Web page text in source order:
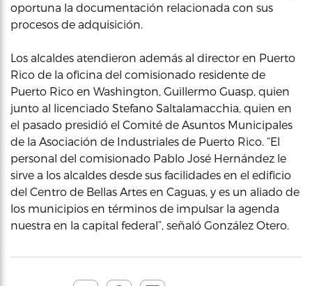
oportuna la documentación relacionada con sus
procesos de adquisición.
Los alcaldes atendieron además al director en Puerto
Rico de la oficina del comisionado residente de
Puerto Rico en Washington, Guillermo Guasp, quien
junto al licenciado Stefano Saltalamacchia, quien en
el pasado presidió el Comité de Asuntos Municipales
de la Asociación de Industriales de Puerto Rico. “El
personal del comisionado Pablo José Hernández le
sirve a los alcaldes desde sus facilidades en el edificio
del Centro de Bellas Artes en Caguas, y es un aliado de
los municipios en términos de impulsar la agenda
nuestra en la capital federal”, señaló González Otero.